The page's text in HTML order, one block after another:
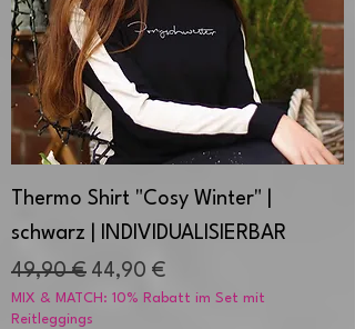
Thermo Shirt "Cosy Winter" |
schwarz | INDIVIDUALISIERBAR
Standardpreis
49,90 € Sale-Preis
44,90 €
MIX & MATCH: 10% Rabatt im Set mit
Reitleggings